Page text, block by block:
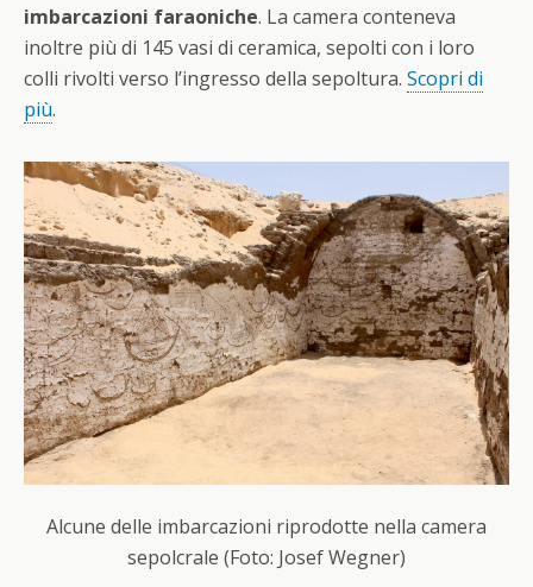
imbarcazioni faraoniche. La camera conteneva
inoltre più di 145 vasi di ceramica, sepolti con i loro
colli rivolti verso l’ingresso della sepoltura. Scopri di
più.
Alcune delle imbarcazioni riprodotte nella camera
sepolcrale (Foto: Josef Wegner)